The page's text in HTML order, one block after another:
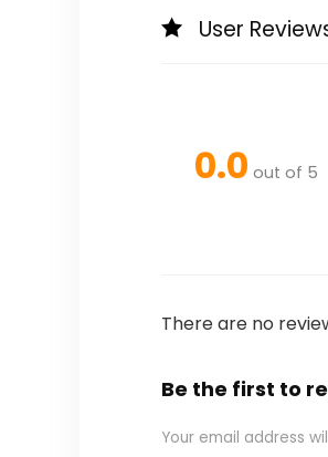
User
0.0 out of 5
There are no
Be the first to
Your email address